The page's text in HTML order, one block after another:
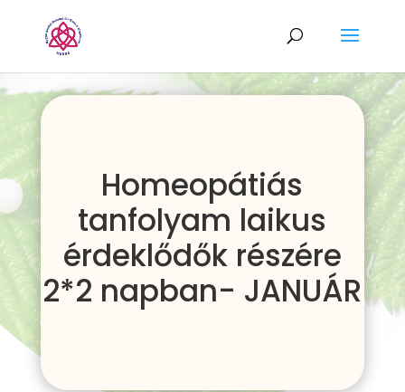
Homeopátiás
tanfolyam laikus
érdeklődők részére
2*2 napban- JANUÁR